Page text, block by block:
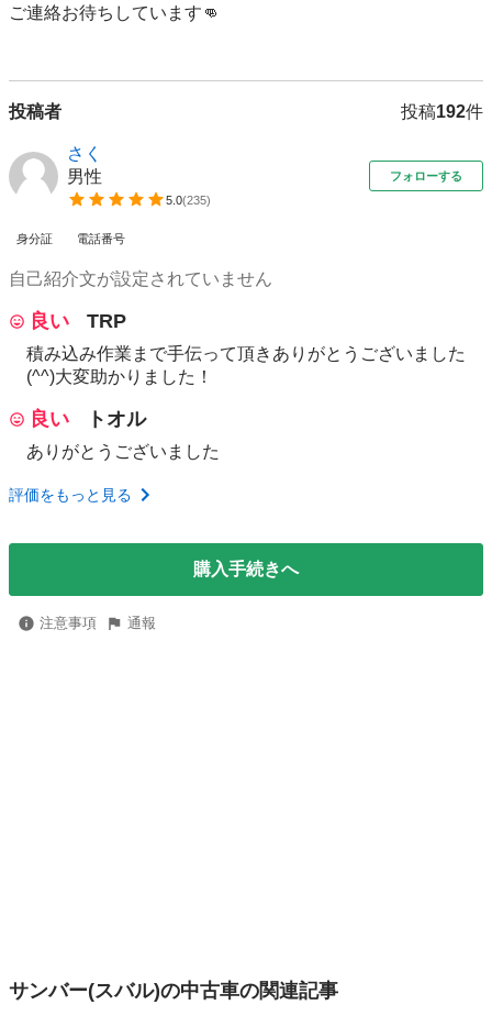
ご連絡お待ちしています👊
投稿者 投稿192件
さく
男性
5.0(235)
フォローする
身分証 電話番号
自己紹介文が設定されていません
良い TRP
積み込み作業まで手伝って頂きありがとうございました
(^^)大変助かりました！
良い トオル
ありがとうございました
評価をもっと見る
購入手続きへ
注意事項 通報
サンバー(スバル)の中古車の関連記事